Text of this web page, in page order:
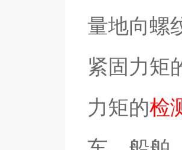
量地向螺
紧固力矩
力矩的检